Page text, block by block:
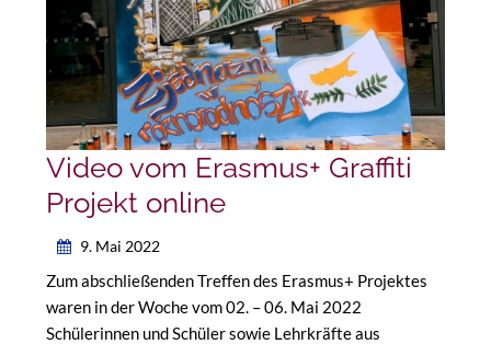
Video vom Erasmus+ Graffiti
Projekt online
9. Mai 2022
Zum abschließenden Treffen des Erasmus+ Projektes
waren in der Woche vom 02. – 06. Mai 2022
Schülerinnen und Schüler sowie Lehrkräfte aus